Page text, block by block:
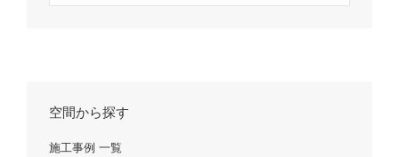
空間から探す
施工事例 一覧